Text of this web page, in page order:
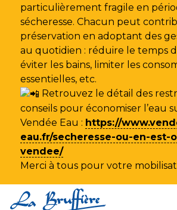
particulièrement fragile en
sécheresse. Chacun peut
préservation en adoptant des
au quotidien : réduire le temps
éviter les bains, limiter les
essentielles, etc.
Retrouvez le détail des
conseils pour économiser l’eau
Vendée Eau : https://
eau.fr/secheresse-ou-en-est-
vendee/
Merci à tous pour votre
au
au